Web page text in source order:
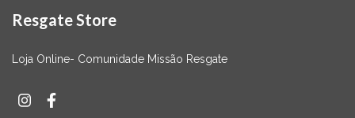
Resgate Store
Loja Online- Comunidade Missão Resgate